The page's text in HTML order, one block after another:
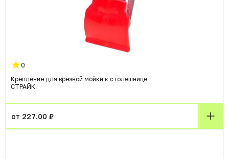
0
Крепление для врезной мойки к столешнице
СТРАЙК
от 227.00 ₽